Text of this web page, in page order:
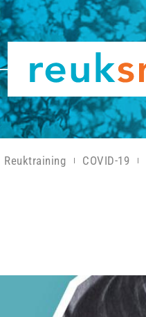
Reuktraining COVID-19